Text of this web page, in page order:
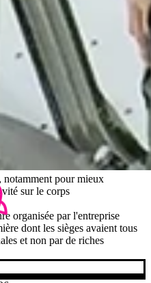
notamment pour mieux
sur le corps
organisée par l'entreprise
dont les sièges avaient tous
et non par de riches